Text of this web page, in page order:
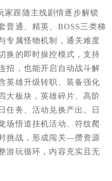
家跟随主线剧情逐步解锁
普通、精英、BOSS三类梯
专属怪物机制，通关难度
换的即时操控模式，支持
招，也能开启自动战斗解
英雄升级转职、装备强化
大板块，英雄碎片、高阶
任务、活动兑换产出。日
场悟道挂机活动、符纹爬
挑战，形成闯关—攒资源
玩循环，内容充实且无